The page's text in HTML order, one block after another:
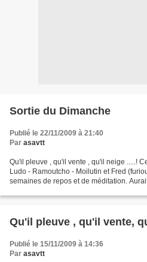
Sortie du Dimanche
Publié le 22/11/2009 à 21:40
Par asavtt
Qu'il pleuve , qu'il vente , qu'il neige .....!
Ludo - Ramoutcho - Moilutin et Fred
semaines de repos et de méditation.
Qu'il pleuve , qu'il vente,
Publié le 15/11/2009 à 14:36
Par asavtt